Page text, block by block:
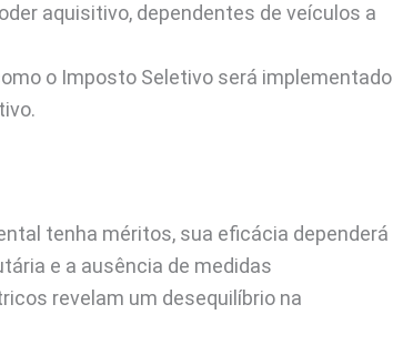
aquisitivo, dependentes de veículos a
o Imposto Seletivo será implementado
tenha méritos, sua eficácia dependerá
e a ausência de medidas
revelam um desequilíbrio na